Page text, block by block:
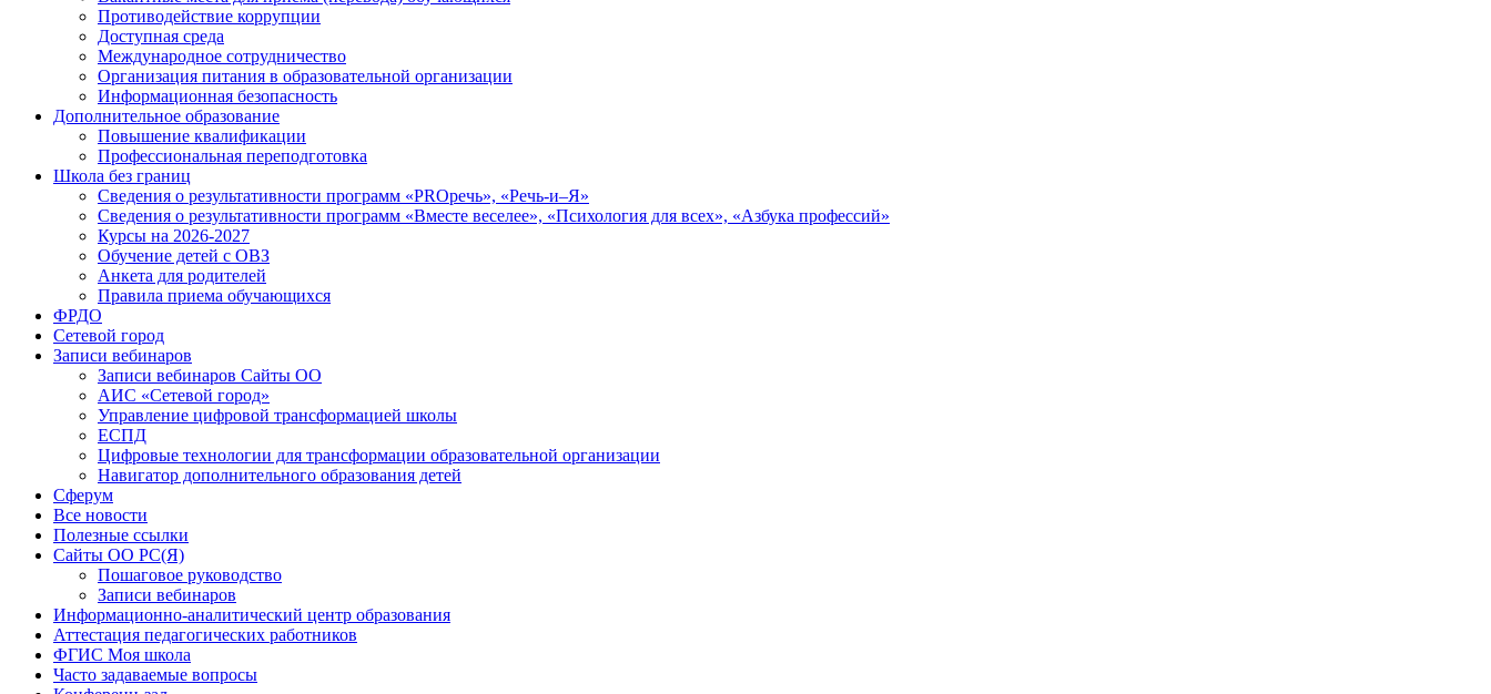
Противодействие коррупции
Доступная среда
Международное сотрудничество
Организация питания в образовательной организации
Информационная безопасность
Дополнительное образование
Повышение квалификации
Профессиональная переподготовка
Школа без границ
Сведения о результативности программ «PROречь», «Речь-и–Я»
Сведения о результативности программ «Вместе веселее», «Психология для всех», «Азбука профессий»
Курсы на 2026-2027
Обучение детей с ОВЗ
Анкета для родителей
Правила приема обучающихся
ФРДО
Сетевой город
Записи вебинаров
Записи вебинаров Сайты ОО
АИС «Сетевой город»
Управление цифровой трансформацией школы
ЕСПД
Цифровые технологии для трансформации образовательной организации
Навигатор дополнительного образования детей
Сферум
Все новости
Полезные ссылки
Сайты ОО РС(Я)
Пошаговое руководство
Записи вебинаров
Информационно-аналитический центр образования
Аттестация педагогических работников
ФГИС Моя школа
Часто задаваемые вопросы